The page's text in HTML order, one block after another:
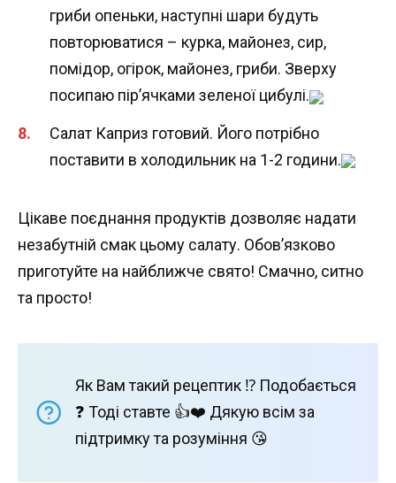
гриби опеньки, наступні шари будуть
повторюватися – курка, майонез, сир,
помідор, огірок, майонез, гриби. Зверху
посипаю пір’ячками зеленої цибулі.
Салат Каприз готовий. Його потрібно
поставити в холодильник на 1-2 години.
Цікаве поєднання продуктів дозволяє надати
незабутній смак цьому салату. Обов’язково
приготуйте на найближче свято! Смачно, ситно
та просто!
Як Вам такий рецептик ⁉️ Подобається
❓ Тоді ставте 👍❤️ Дякую всім за
підтримку та розуміння 😘